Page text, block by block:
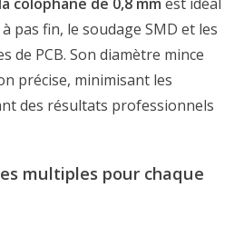
pas fin, le soudage SMD et les
de PCB. Son diamètre mince
précise, minimisant les
des résultats professionnels
multiples pour chaque